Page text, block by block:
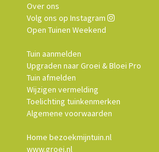
Over ons
Volg ons op Instagram
Open Tuinen Weekend
Tuin aanmelden
Upgraden naar Groei & Bloei Pro
Tuin afmelden
Wijzigen vermelding
Toelichting tuinkenmerken
Algemene voorwaarden
Home bezoekmijntuin.nl
www.groei.nl